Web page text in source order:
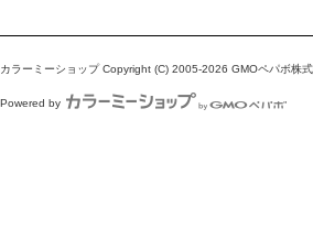
カラーミーショップCopyright (C) 2005-2026 GMOペパボ株
Powered by